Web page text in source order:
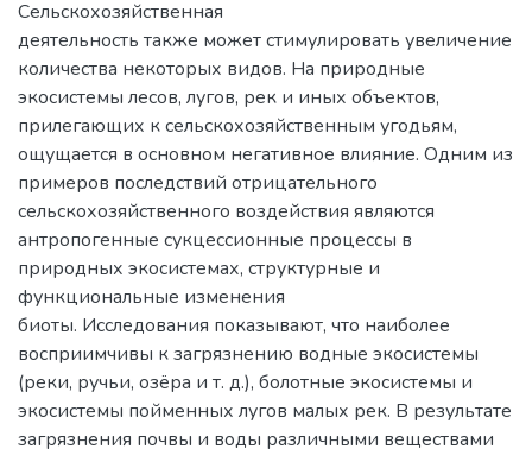
Сельскохозяйственная
деятельность также может стимулировать увеличение
количества некоторых видов. На природные
экосистемы лесов, лугов, рек и иных объектов,
прилегающих к сельскохозяйственным угодьям,
ощущается в основном негативное влияние. Одним из
примеров последствий отрицательного
сельскохозяйственного воздействия являются
антропогенные сукцессионные процессы в
природных экосистемах, структурные и
функциональные изменения
биоты. Исследования показывают, что наиболее
восприимчивы к загрязнению водные экосистемы
(реки, ручьи, озёра и т. д.), болотные экосистемы и
экосистемы пойменных лугов малых рек. В результате
загрязнения почвы и воды различными веществами